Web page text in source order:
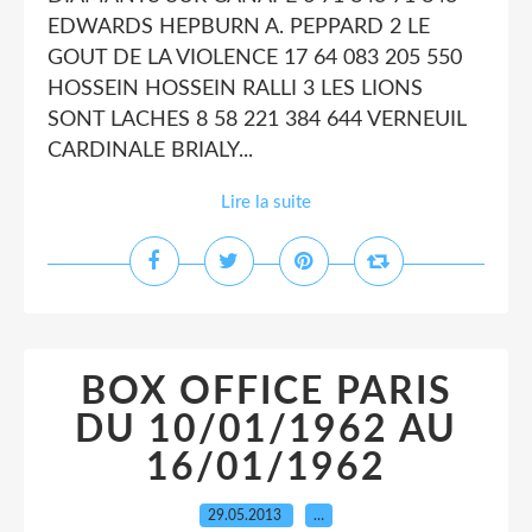
EDWARDS HEPBURN A. PEPPARD 2 LE
GOUT DE LA VIOLENCE 17 64 083 205 550
HOSSEIN HOSSEIN RALLI 3 LES LIONS
SONT LACHES 8 58 221 384 644 VERNEUIL
CARDINALE BRIALY...
Lire la suite
BOX OFFICE PARIS
DU 10/01/1962 AU
16/01/1962
29.05.2013 …